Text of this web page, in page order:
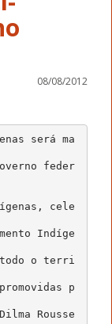
08/08/2012
será ma
feder
cele
Indíge
todo o terri
p
Rousse